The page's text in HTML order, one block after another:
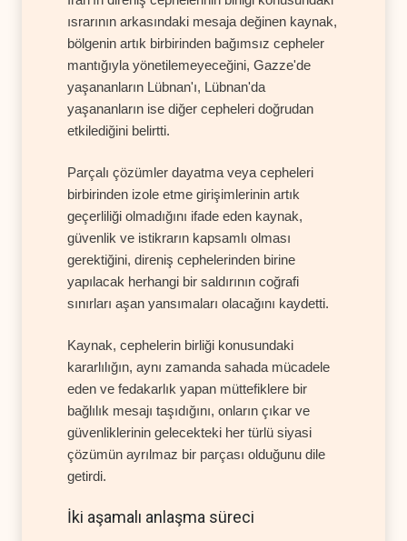
ısrarının arkasındaki mesaja değinen kaynak,
bölgenin artık birbirinden bağımsız cepheler
mantığıyla yönetilemeyeceğini, Gazze'de
yaşananların Lübnan'ı, Lübnan'da
yaşananların ise diğer cepheleri doğrudan
etkilediğini belirtti.
Parçalı çözümler dayatma veya cepheleri
birbirinden izole etme girişimlerinin artık
geçerliliği olmadığını ifade eden kaynak,
güvenlik ve istikrarın kapsamlı olması
gerektiğini, direniş cephelerinden birine
yapılacak herhangi bir saldırının coğrafi
sınırları aşan yansımaları olacağını kaydetti.
Kaynak, cephelerin birliği konusundaki
kararlılığın, aynı zamanda sahada mücadele
eden ve fedakarlık yapan müttefiklere bir
bağlılık mesajı taşıdığını, onların çıkar ve
güvenliklerinin gelecekteki her türlü siyasi
çözümün ayrılmaz bir parçası olduğunu dile
getirdi.
İki aşamalı anlaşma süreci